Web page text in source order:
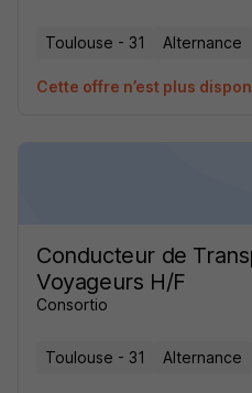
Toulouse - 31 Alternance
Cette offre n’est plus
Conducteur de
Voyageurs H/F
Consortio
Toulouse - 31 Alternance